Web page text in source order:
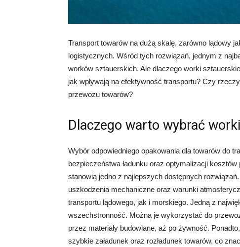
Transport towarów na dużą skalę, zarówno lądowy
logistycznych. Wśród tych rozwiązań, jednym z
worków sztauerskich. Ale dlaczego worki
jak wpływają na efektywność transportu? Czy
przewozu towarów?
Dlaczego warto wybrać
Wybór odpowiedniego opakowania dla towarów do
bezpieczeństwa ładunku oraz optymalizacji
stanowią jedno z najlepszych dostępnych
uszkodzenia mechaniczne oraz warunki
transportu lądowego, jak i morskiego. Jedną z
wszechstronność. Można je wykorzystać do
przez materiały budowlane, aż po żywność.
szybkie załadunek oraz rozładunek towarów, co